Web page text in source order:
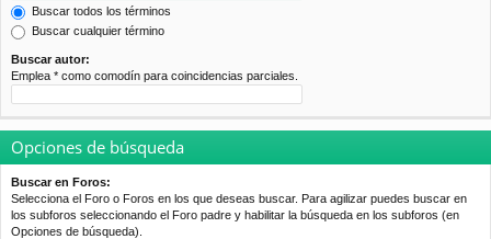
Buscar todos los términos
Buscar cualquier término
Buscar autor:
Emplea * como comodín para coincidencias parciales.
Opciones de búsqueda
Buscar en Foros:
Selecciona el Foro o Foros en los que deseas buscar. Para agilizar puedes buscar en
los subforos seleccionando el Foro padre y habilitar la búsqueda en los subforos (en
Opciones de búsqueda).